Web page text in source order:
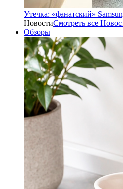
Утечка: «фанатский»
НовостиСмотреть все
Обзоры